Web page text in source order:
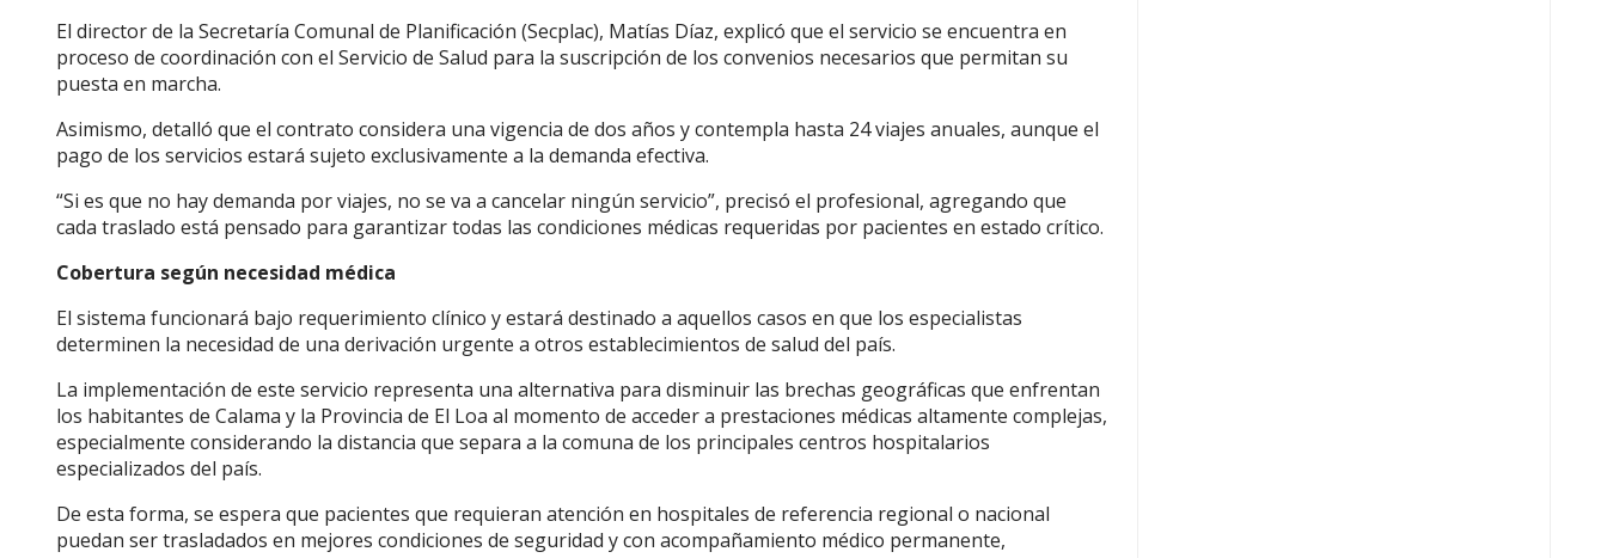
El director de la Secretaría Comunal de Planificación (Secplac), Matías Díaz, explicó que el servicio se encuentra en
proceso de coordinación con el Servicio de Salud para la suscripción de los convenios necesarios que permitan su
puesta en marcha.
Asimismo, detalló que el contrato considera una vigencia de dos años y contempla hasta 24 viajes anuales, aunque el
pago de los servicios estará sujeto exclusivamente a la demanda efectiva.
“Si es que no hay demanda por viajes, no se va a cancelar ningún servicio”, precisó el profesional, agregando que
cada traslado está pensado para garantizar todas las condiciones médicas requeridas por pacientes en estado crítico.
Cobertura según necesidad médica
El sistema funcionará bajo requerimiento clínico y estará destinado a aquellos casos en que los especialistas
determinen la necesidad de una derivación urgente a otros establecimientos de salud del país.
La implementación de este servicio representa una alternativa para disminuir las brechas geográficas que enfrentan
los habitantes de Calama y la Provincia de El Loa al momento de acceder a prestaciones médicas altamente complejas,
especialmente considerando la distancia que separa a la comuna de los principales centros hospitalarios
especializados del país.
De esta forma, se espera que pacientes que requieran atención en hospitales de referencia regional o nacional
puedan ser trasladados en mejores condiciones de seguridad y con acompañamiento médico permanente,